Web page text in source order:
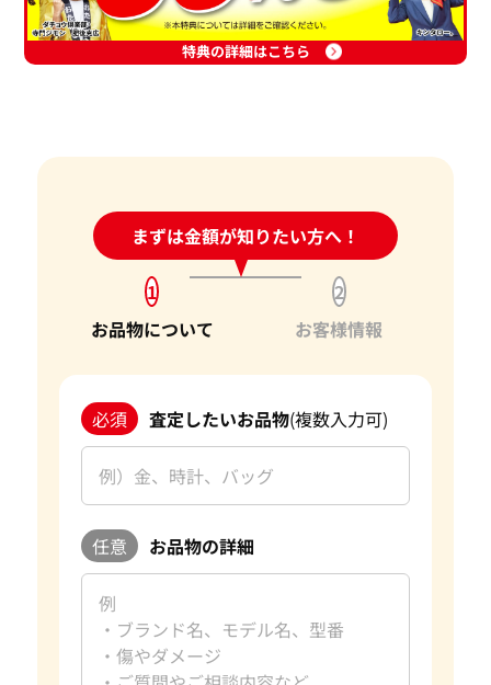
特典の詳細はこちら
まずは金額が知りたい方へ！
24時間受付中!問い合わせフォーム
1
お品物について
2
お客様情報
必須 査定したいお品物(複数入力可)
任意 お品物の詳細